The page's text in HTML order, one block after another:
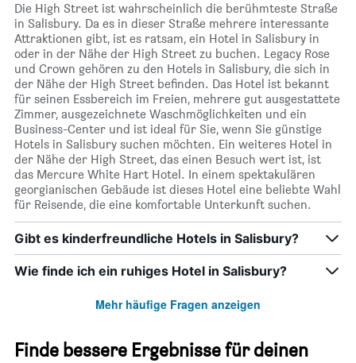
Die High Street ist wahrscheinlich die berühmteste Straße
in Salisbury. Da es in dieser Straße mehrere interessante
Attraktionen gibt, ist es ratsam, ein Hotel in Salisbury in
oder in der Nähe der High Street zu buchen. Legacy Rose
und Crown gehören zu den Hotels in Salisbury, die sich in
der Nähe der High Street befinden. Das Hotel ist bekannt
für seinen Essbereich im Freien, mehrere gut ausgestattete
Zimmer, ausgezeichnete Waschmöglichkeiten und ein
Business-Center und ist ideal für Sie, wenn Sie günstige
Hotels in Salisbury suchen möchten. Ein weiteres Hotel in
der Nähe der High Street, das einen Besuch wert ist, ist
das Mercure White Hart Hotel. In einem spektakulären
georgianischen Gebäude ist dieses Hotel eine beliebte Wahl
für Reisende, die eine komfortable Unterkunft suchen.
Gibt es kinderfreundliche Hotels in Salisbury?
Wie finde ich ein ruhiges Hotel in Salisbury?
Mehr häufige Fragen anzeigen
Finde bessere Ergebnisse für deinen